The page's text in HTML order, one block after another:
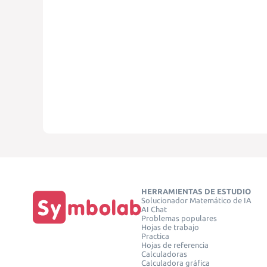
HERRAMIENTAS DE ESTUDIO
Solucionador Matemático de IA
AI Chat
Problemas populares
Hojas de trabajo
Practica
Hojas de referencia
Calculadoras
Calculadora gráfica